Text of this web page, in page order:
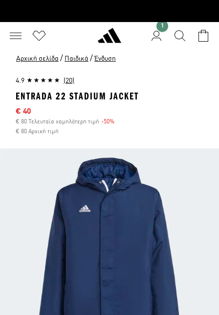
1
Αρχική σελίδα / Παιδικά / Ένδυση
4.9 (20)
ENTRADA 22 STADIUM JACKET
Τιμή έκπτωσης
€ 40
€ 80 Τελευταία χαμηλότερη τιμή -50%
€ 80 Αρχική τιμή